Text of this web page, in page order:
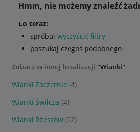
Hmm, nie możemy znaleźć
Co teraz:
spróbuj wyczyścić filtry
poszukaj czegoś podobnego
Zobacz w innej lokalizacji "Wianki"
Wianki Zaczernie (4)
Wianki Świlcza (4)
Wianki Rzeszów (22)